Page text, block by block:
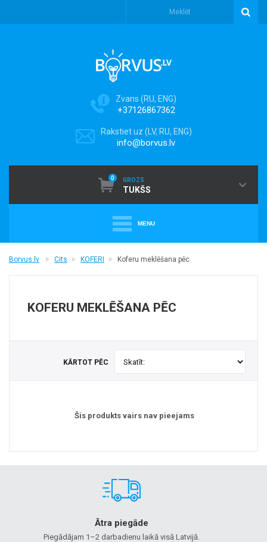
Zvans (RU, ENG)
+37126867362
Rakstiet uz (LV, RU, ENG)
info@borvus.lv
0 GROZS
TUKŠS
MENU
PUTEKĻU SŪCĒJI
VESELĪBAI UN SKAISTUMAM
+
DĀRZA TEHNIKA
Borvus.lv Cits KOFERI Koferu meklēšana pēc
KOFERU MEKLĒŠANA PĒC
KĀRTOT PĒC
Šis produkts vairs nav pieejams
Ātra piegāde
Piegādājam 1–2 darbadienu laikā visā Latvijā.